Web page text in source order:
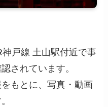
戸線 土山駅付近で事
されています。
もとに、写真・動画